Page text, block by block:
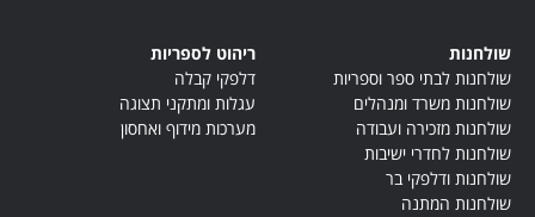
שולחנות
שולחנות לבתי ספר וספריות
שולחנות משרד ומנהלים
שולחנות מזכירה ועבודה
שולחנות לחדרי ישיבות
שולחנות ודלפקי בר
שולחנות המתנה
ריהוט לספריות
דלפקי קבלה
עגלות ומתקני תצוגה
מערכות מידוף ואחסון